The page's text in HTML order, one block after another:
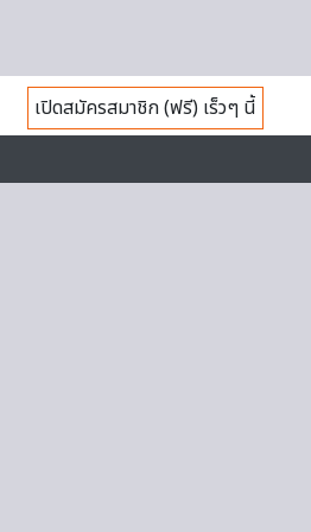
เปิดสมัครสมาชิก (ฟรี) เร็วๆ นี้